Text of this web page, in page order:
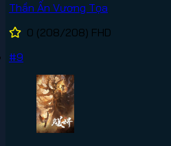
Thần Ấn Vương Tọa
0 (208/208) FHD
#9